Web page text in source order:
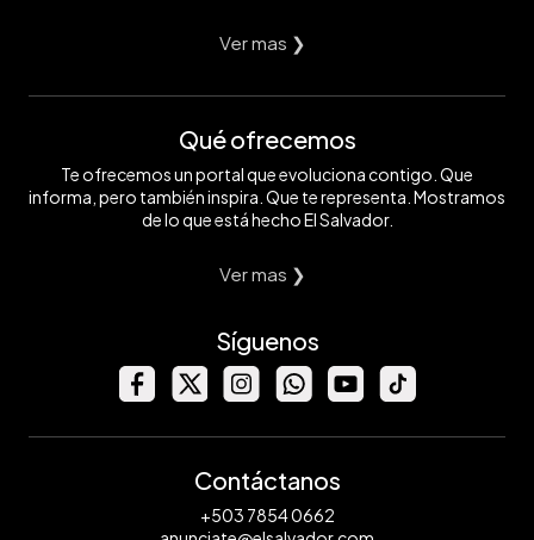
Ver mas ❯
Qué ofrecemos
Te ofrecemos un portal que evoluciona contigo. Que
informa, pero también inspira. Que te representa. Mostramos
de lo que está hecho El Salvador.
Ver mas ❯
Síguenos
Contáctanos
+503 7854 0662